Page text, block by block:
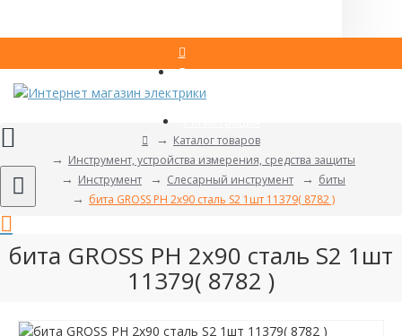
Вход
Каталог товаров
Инструмент, устройства измерения, средства защиты
Инструмент
Слесарный инструмент
биты
бита GROSS PH 2х90 сталь S2 1шт 11379( 8782 )
бита GROSS PH 2х90 сталь S2 1шт
11379( 8782 )